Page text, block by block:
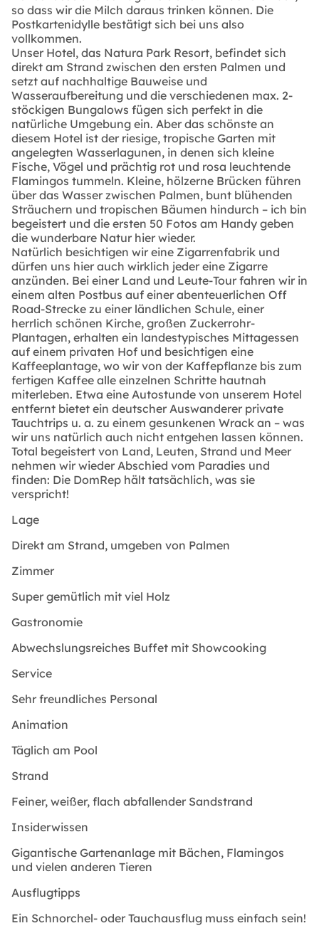
so dass wir die Milch daraus trinken können. Die
Postkartenidylle bestätigt sich bei uns also
vollkommen.
Unser Hotel, das Natura Park Resort, befindet sich
direkt am Strand zwischen den ersten Palmen und
setzt auf nachhaltige Bauweise und
Wasseraufbereitung und die verschiedenen max. 2-
stöckigen Bungalows fügen sich perfekt in die
natürliche Umgebung ein. Aber das schönste an
diesem Hotel ist der riesige, tropische Garten mit
angelegten Wasserlagunen, in denen sich kleine
Fische, Vögel und prächtig rot und rosa leuchtende
Flamingos tummeln. Kleine, hölzerne Brücken führen
über das Wasser zwischen Palmen, bunt blühenden
Sträuchern und tropischen Bäumen hindurch – ich bin
begeistert und die ersten 50 Fotos am Handy geben
die wunderbare Natur hier wieder.
Natürlich besichtigen wir eine Zigarrenfabrik und
dürfen uns hier auch wirklich jeder eine Zigarre
anzünden. Bei einer Land und Leute-Tour fahren wir in
einem alten Postbus auf einer abenteuerlichen Off
Road-Strecke zu einer ländlichen Schule, einer
herrlich schönen Kirche, großen Zuckerrohr-
Plantagen, erhalten ein landestypisches Mittagessen
auf einem privaten Hof und besichtigen eine
Kaffeeplantage, wo wir von der Kaffepflanze bis zum
fertigen Kaffee alle einzelnen Schritte hautnah
miterleben. Etwa eine Autostunde von unserem Hotel
entfernt bietet ein deutscher Auswanderer private
Tauchtrips u. a. zu einem gesunkenen Wrack an – was
wir uns natürlich auch nicht entgehen lassen können.
Total begeistert von Land, Leuten, Strand und Meer
nehmen wir wieder Abschied vom Paradies und
finden: Die DomRep hält tatsächlich, was sie
verspricht!
Lage
Direkt am Strand, umgeben von Palmen
Zimmer
Super gemütlich mit viel Holz
Gastronomie
Abwechslungsreiches Buffet mit Showcooking
Service
Sehr freundliches Personal
Animation
Täglich am Pool
Strand
Feiner, weißer, flach abfallender Sandstrand
Insiderwissen
Gigantische Gartenanlage mit Bächen, Flamingos
und vielen anderen Tieren
Ausflugtipps
Ein Schnorchel- oder Tauchausflug muss einfach sein!